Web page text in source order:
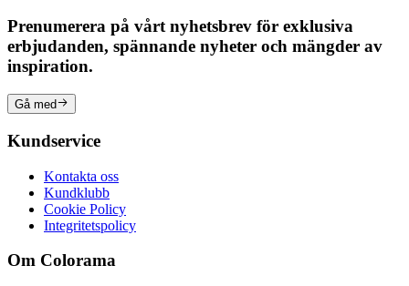
Prenumerera på vårt nyhetsbrev för exklusiva
erbjudanden, spännande nyheter och mängder av
inspiration.
Gå med
Kundservice
Kontakta oss
Kundklubb
Cookie Policy
Integritetspolicy
Om Colorama